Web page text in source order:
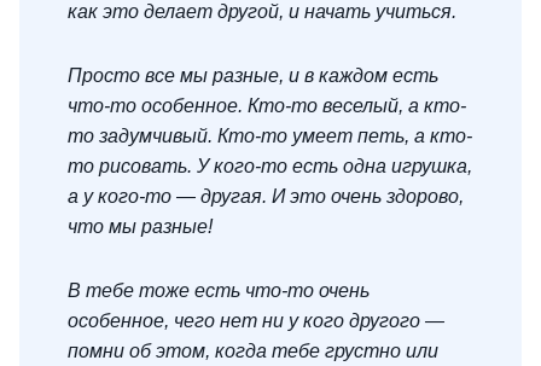
как это делает другой, и начать учиться.
Просто все мы разные, и в каждом есть
что-то особенное. Кто-то веселый, а кто-
то задумчивый. Кто-то умеет петь, а кто-
то рисовать. У кого-то есть одна игрушка,
а у кого-то — другая. И это очень здорово,
что мы разные!
В тебе тоже есть что-то очень
особенное, чего нет ни у кого другого —
помни об этом, когда тебе грустно или